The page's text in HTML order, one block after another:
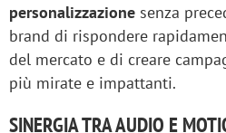
personalizzazione senza
brand di rispondere
del mercato e di creare
più mirate e impattanti.
SINERGIA TRA AUDIO E